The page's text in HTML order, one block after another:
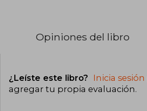
Opiniones del libro
¿Leíste este libro? Inicia sesión
agregar tu propia evaluación.